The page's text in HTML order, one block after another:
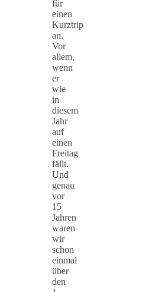
für
einen
Kurztrip
an.
Vor
allem,
wenn
er
wie
in
diesem
Jahr
auf
einen
Freitag
fällt.
Und
genau
vor
15
Jahren
waren
wir
schon
einmal
über
den